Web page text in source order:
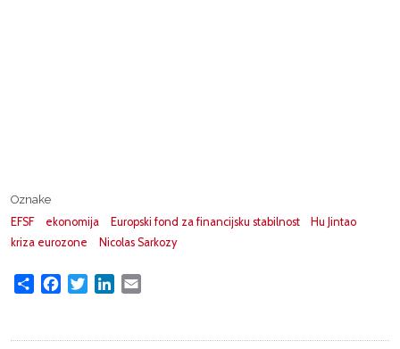
Oznake
EFSF
ekonomija Europski fond za financijsku stabilnost
Hu Jintao
kriza eurozone
Nicolas Sarkozy
Share FacebookTwitterLinkedIn